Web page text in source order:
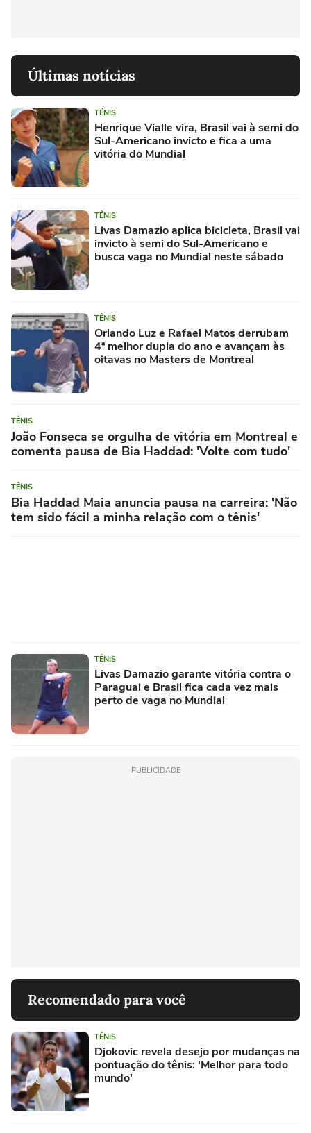
Últimas notícias
TÊNIS
Henrique Vialle vira, Brasil vai à semi do
Sul-Americano invicto e fica a uma
vitória do Mundial
TÊNIS
Livas Damazio aplica bicicleta, Brasil vai
invicto à semi do Sul-Americano e
busca vaga no Mundial neste sábado
TÊNIS
Orlando Luz e Rafael Matos derrubam
4ª melhor dupla do ano e avançam às
oitavas no Masters de Montreal
TÊNIS
João Fonseca se orgulha de vitória em Montreal e
comenta pausa de Bia Haddad: 'Volte com tudo'
TÊNIS
Bia Haddad Maia anuncia pausa na carreira: 'Não
tem sido fácil a minha relação com o tênis'
TÊNIS
Livas Damazio garante vitória contra o
Paraguai e Brasil fica cada vez mais
perto de vaga no Mundial
PUBLICIDADE
Recomendado para você
TÊNIS
Djokovic revela desejo por mudanças na
pontuação do tênis: 'Melhor para todo
mundo'